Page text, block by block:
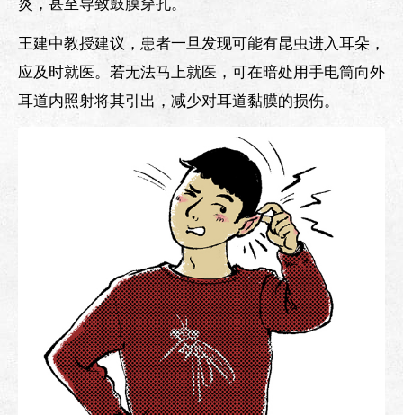
炎，甚至导致鼓膜穿孔。
王建中教授建议，患者一旦发现可能有昆虫进入耳朵，
应及时就医。若无法马上就医，可在暗处用手电筒向外
耳道内照射将其引出，减少对耳道黏膜的损伤。